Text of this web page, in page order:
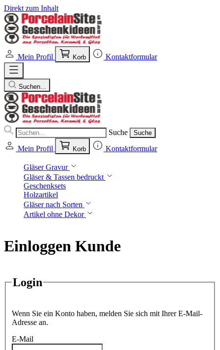
Direkt zum Inhalt
Mein Profil Korb Kontaktformular
Suchen...
Suche Suche
Mein Profil Korb Kontaktformular
Gläser Gravur
Gläser & Tassen bedruckt
Geschenksets
Holzartikel
Gläser nach Sorten
Artikel ohne Dekor
Einloggen Kunde
Login
Wenn Sie ein Konto haben, melden Sie sich mit Ihrer E-Mail-
Adresse an.
E-Mail